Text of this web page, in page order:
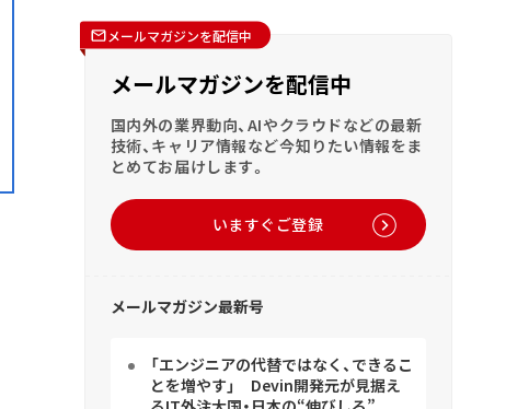
メールマガジンを配信中
メールマガジンを配信中
国内外の業界動向、AIやクラウドなどの最新
技術、キャリア情報など今知りたい情報をま
とめてお届けします。
いますぐご登録
メールマガジン最新号
「エンジニアの代替ではなく、できるこ
とを増やす」 Devin開発元が見据え